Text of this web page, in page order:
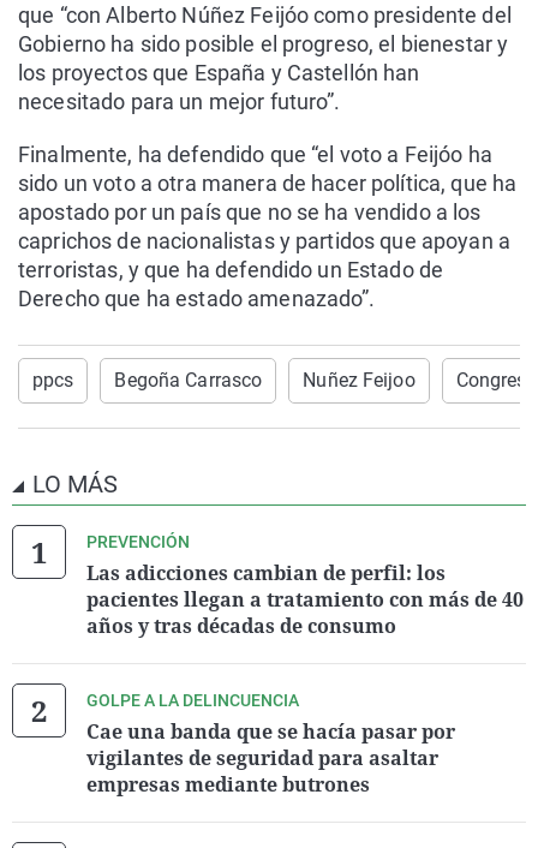
que “con Alberto Núñez Feijóo como presidente del
Gobierno ha sido posible el progreso, el bienestar y
los proyectos que España y Castellón han
necesitado para un mejor futuro”.
Finalmente, ha defendido que “el voto a Feijóo ha
sido un voto a otra manera de hacer política, que ha
apostado por un país que no se ha vendido a los
caprichos de nacionalistas y partidos que apoyan a
terroristas, y que ha defendido un Estado de
Derecho que ha estado amenazado”.
ppcs Begoña Carrasco Nuñez Feijoo
LO MÁS
PREVENCIÓN
Las adicciones cambian de perfil: los
pacientes llegan a tratamiento con más de 40
años y tras décadas de consumo
GOLPE A LA DELINCUENCIA
Cae una banda que se hacía pasar por
vigilantes de seguridad para asaltar
empresas mediante butrones